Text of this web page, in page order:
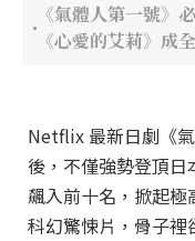
《氣體人第一號》
《心愛的艾莉》成
Netflix 最新日劇《
後，不僅強勢登頂
飆入前十名，掀起
科幻驚悚片，骨子